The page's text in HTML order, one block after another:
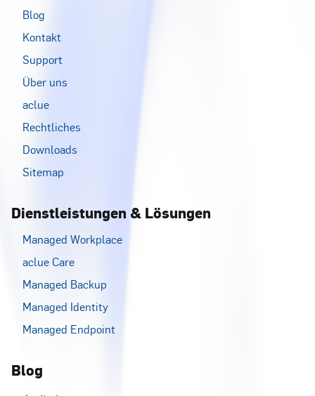
Blog
Kontakt
Support
Über uns
aclue
Rechtliches
Downloads
Sitemap
Dienstleistungen & Lösungen
Managed Workplace
aclue Care
Managed Backup
Managed Identity
Managed Endpoint
Blog